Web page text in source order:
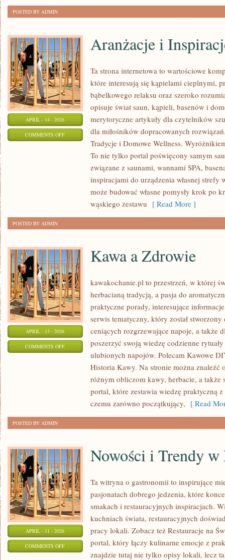
POSTED BY ADMIN
APRIL - 14 - 2026
COMMENTS OFFON
ARANŻACJE
INSPIRACJE
Aranżacje i
Ta strona internetowa to wartościowe
które interesują się kąpielami cieplnymi,
bąbelkowego relaksu oraz szeroko
opisuje świat saun, kąpieli, basenów i
merytoryczne artykuły dla czytelników
dla miłośników dopracowanych
Tradycje i Domowe Wellness.
To nie tylko portal poświęcony samym
związane z saunami, wannami SPA,
inspiracjami do urządzenia własnej strefy
może budować własne pomysły krok po
wąskiego zestawu [ Read More ]
POSTED BY ADMIN
APRIL - 13 - 2026
COMMENTS OFFON
Kawa a Zdrowie
kawakochanie.pl to przestrzeń, w której
herbacianą tradycją, a pasja do
praktyczne porady, interesujące
serwis tematyczny, który został
ceniących rozgrzewające napoje, a także
poszerzyć swoją wiedzę codzienne
ulubionych napojów. Polecam Kawowe
Historia Kawy. Na stronie można znaleźć
różnym obliczom kawy, herbacie, a także
portal, które zestawia wiedzę praktyczną
czemu zarówno początkujący, [ Read
POSTED BY ADMIN
APRIL - 11 - 2026
COMMENTS OFFON
Nowości i Trendy w
Ta witryna o gastronomii to inspirujące
pasjonatach dobrego jedzenia, które
smakach i restauracyjnych inspiracjach.
kuchniach świata, restauracyjnych
pracy lokali. Zobacz też Restauracje na
portal, który łączy kulinarne emocje z
znajdzie tutaj nie tylko opisy lokali, lecz